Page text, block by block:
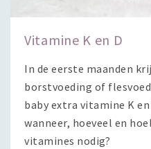
Vitamine K en D
In de eerste maanden
borstvoeding of
baby extra vitamine K
wanneer, hoeveel en
vitamines nodig?